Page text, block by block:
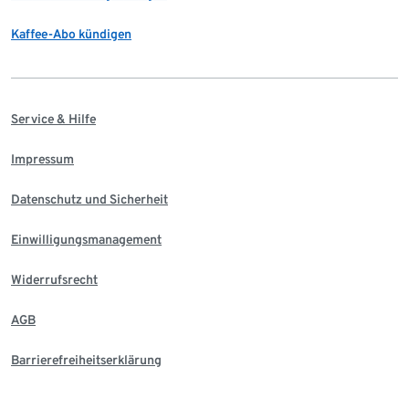
Kaffee-Abo kündigen
Service & Hilfe
Impressum
Datenschutz und Sicherheit
Einwilligungsmanagement
Widerrufsrecht
AGB
Barrierefreiheitserklärung